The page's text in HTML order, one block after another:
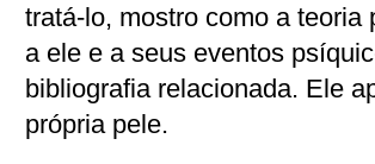
tratá-lo, mostro como a
a ele e a seus eventos
bibliografia relacionada. Ele
própria pele.